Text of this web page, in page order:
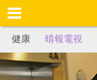
健康 晴報電視